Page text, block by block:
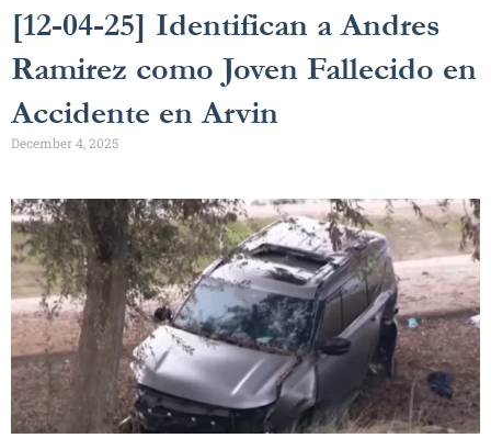
[12-04-25] Identifican a Andres
Ramirez como Joven Fallecido en
Accidente en Arvin
December 4, 2025